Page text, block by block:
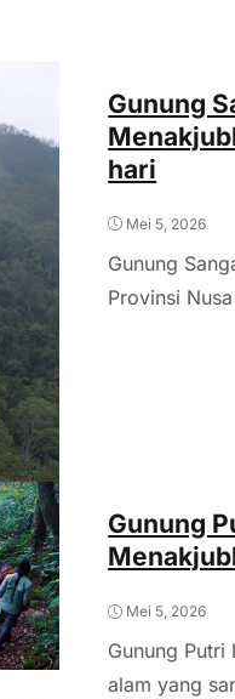
Gunung
hari
Mei 5, 2026
Gunung
Provinsi
Gunung
Mei 5, 2026
Gunung Putri
alam yang